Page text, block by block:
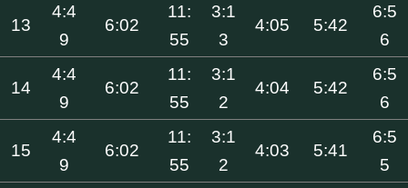
13
4:4
9
6:02
11:
55
3:1
3
4:05 5:42
6:5
6
14
4:4
9
6:02
11:
55
3:1
2
4:04 5:42
6:5
6
15
4:4
9
6:02
11:
55
3:1
2
4:03 5:41
6:5
5